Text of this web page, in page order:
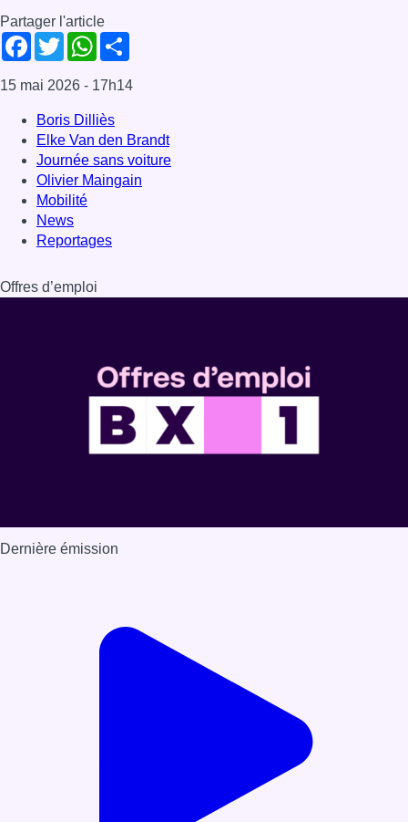
Partager l'article
Facebook
TwitterWhatsApp
15 mai 2026 - 17h14
Boris Dilliès
Elke Van den Brandt
Journée sans voiture
Olivier Maingain
Mobilité
News
Reportages
Offres d’emploi
Dernière émission